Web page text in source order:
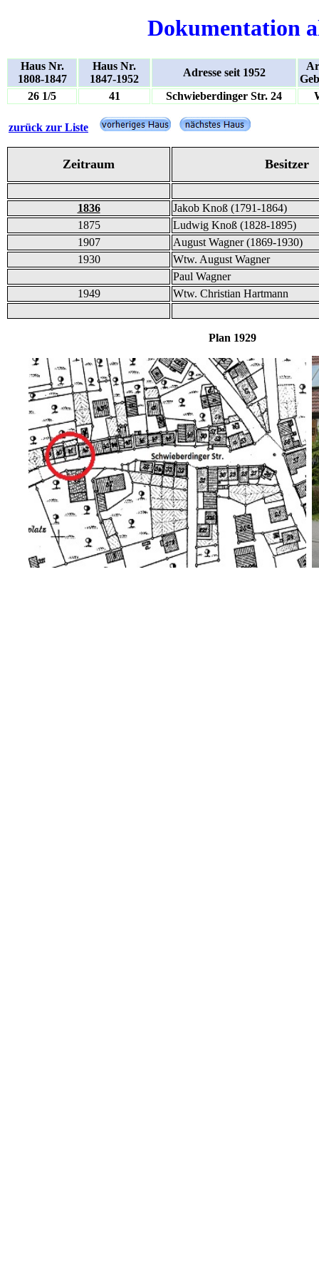
Dokumentation
Haus Nr.
1808-1847
Haus Nr.
1847-1952
Adresse seit 1952
26 1/5
41 Schwieberdinger Str. 24
zurück zur Liste
Zeitraum Besitzer
1836
Jakob Knoß (1791-1864)
1875
Ludwig Knoß (1828-1895)
1907
August Wagner (1869-1930)
1930
Wtw. August Wagner
Paul Wagner
1949
Wtw. Christian Hartmann
Plan